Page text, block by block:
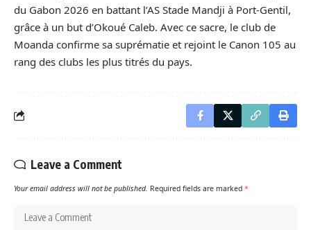
du Gabon 2026 en battant l’AS Stade Mandji à Port-Gentil,
grâce à un but d’Okoué Caleb. Avec ce sacre, le club de
Moanda confirme sa suprématie et rejoint le Canon 105 au
rang des clubs les plus titrés du pays.
Leave a Comment
Your email address will not be published. Required fields are marked *